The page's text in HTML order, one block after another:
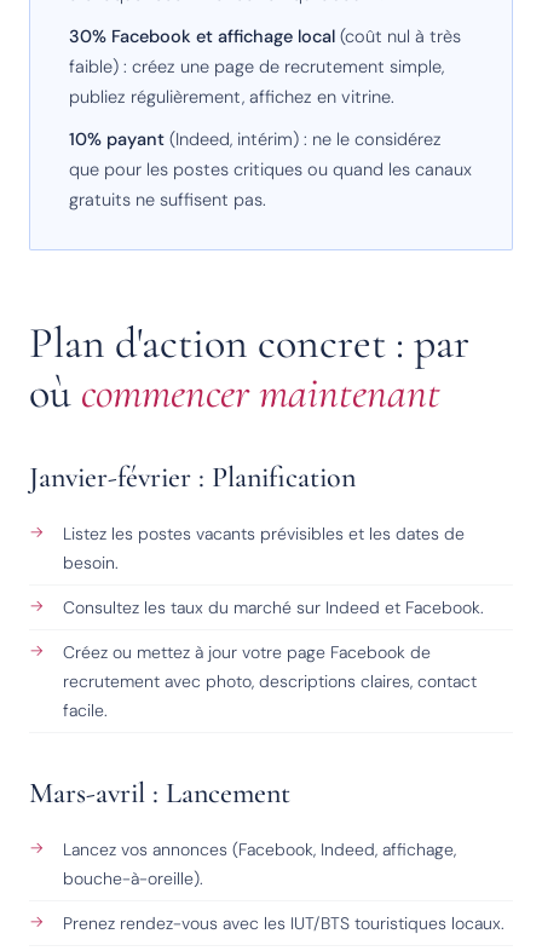
30% Facebook et affichage local (coût nul à très
faible) : créez une page de recrutement simple,
publiez régulièrement, affichez en vitrine.
10% payant (Indeed, intérim) : ne le considérez
que pour les postes critiques ou quand les canaux
gratuits ne suffisent pas.
Plan d'action concret : par
où commencer maintenant
Janvier-février : Planification
Listez les postes vacants prévisibles et les dates de
besoin.
Consultez les taux du marché sur Indeed et Facebook.
Créez ou mettez à jour votre page Facebook de
recrutement avec photo, descriptions claires, contact
facile.
Mars-avril : Lancement
Lancez vos annonces (Facebook, Indeed, affichage,
bouche-à-oreille).
Prenez rendez-vous avec les IUT/BTS touristiques locaux.